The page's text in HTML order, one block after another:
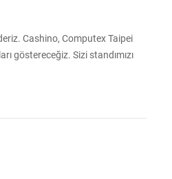
Cashino, Computex Taipei
göstereceğiz. Sizi standımızı
Merkezi, Salon 2. Tarih: 4 - 7